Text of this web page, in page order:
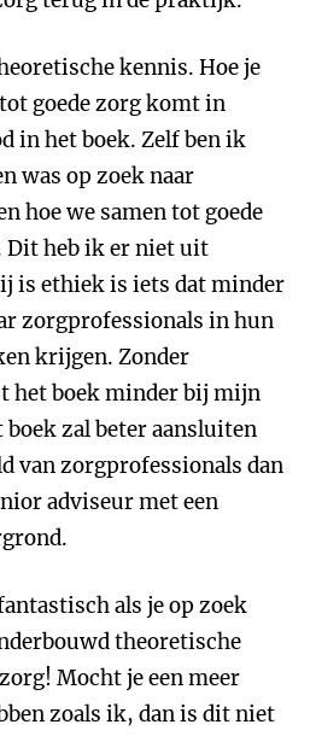
kennis. Hoe je
goede zorg komt in
in het boek. Zelf ben ik
was op zoek naar
hoe we samen tot goede
Dit heb ik er niet uit
is ethiek is iets dat minder
zorgprofessionals in hun
krijgen. Zonder
het boek minder bij mijn
zal beter aansluiten
van zorgprofessionals dan
adviseur met een
als je op zoek
theoretische
Mocht je een meer
zoals ik, dan is dit niet